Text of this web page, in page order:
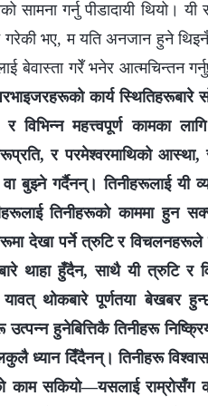
गर्नु पीडादायी थियो। यी
गरेकी भए, म यति अनजान हुने
बेवास्ता गरेँ भनेर आत्मचिन्तन
कार्य स्थितिहरूबारे
महत्त्वपूर्ण कामका लागि
र परमेश्‍वरमाथिको आस्था,
बुझ्ने गर्दैनन्। तिनीहरूलाई यी
तिनीहरूको काममा हुन
देखा पर्ने त्रुटि र विचलनहरूले
थाहा हुँदैन, साथै यी त्रुटि र
थोकबारे पूर्णतया बेखबर
हुनेबित्तिकै तिनीहरू
ध्यान दिँदैनन्। तिनीहरू
काम सकियो—यसलाई राम्रोसँग